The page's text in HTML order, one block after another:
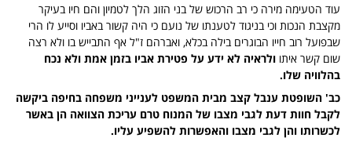
עוד הטעימה מירה כי רב הרכוש של בני הזוג הלך לטמיון והם חיו בעיקר
מקצבת הנכות וכי בניגוד לטענתו של נועם כי היה קשור באביו וסייע לו הרי
שבפועל רוב חייו הבוגרים בילה בכלא, ואברהם ז"ל אף התבייש בו ולא רצה
שום קשר איתו ולראיה לא ידע על פטירת אביו בזמן אמת ולא נכח
בהלוויה שלו.
כב' השופטת ענבל קצב מבית המשפט לענייני משפחה בחיפה ביקשה
לקבל חוות דעת לגבי מצבו של המנוח טרם עריכת הצוואה הן באשר
לכשרותו והן לגבי מצבו והאפשרות להשפיע עליו.